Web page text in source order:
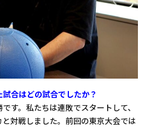
合はどの試合でしたか？
す。私たちは連敗でスタートして、
対戦しました。前回の東京大会では